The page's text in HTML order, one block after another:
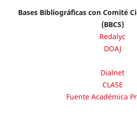
Bases Bibliográficas con Comité
(BBCS)
Redalyc
DOAJ
Dialnet
CLASE
Fuente Académica